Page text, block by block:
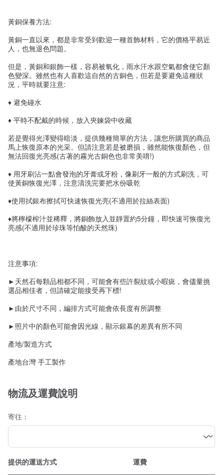
黃銅保養方法:
黃銅一直以來，都是非常受到歡迎一種首飾材料，它的價格平易近
人，也無退色問題。
但是，黃銅和銀飾一樣，容易被氧化，雨水汗水跟空氣都會使它顏
色變深。雖然也有人喜歡這自然的古銅色，但若是要避免這種狀
況，平時就要注意:
♦ 避免碰水
♦ 平時不配戴的時候，放入夾鍊袋中收藏
若是覺得光澤變得暗淡，提供幾種簡單的方法，讓您所購買的商品
馬上恢復原本的光采。但請注意若是被磨損，雖然能恢復顏色，但
無法回復光亮感(古著的霧光古銅色也非常美唷!)
♦ 用牙刷沾一點會發泡的牙膏或牙粉，像刷牙一般的方式刷洗，可
使黃銅恢復光澤，注意清洗完要把水份吸乾
♦使用拭銀布擦拭可快速恢復光亮(不適用於拉絲表面)
♦將檸檬榨汁並稀釋，將銅飾放入並靜置約5分鐘，即快速可恢復光
亮感(不適用於珍珠等怕酸的天然珠)
注意事項:
►天然石每顆品相都不同，可能會有些許裂紋或小暇疵，會儘量挑
選品相佳者，但請確定能接受再下標!
►由於尺寸不同，編排方式可能會依長度有所調整
►照片中的顏色可能會因光線，顯示銀幕的差異有所不同
產地/製造方式
產地台灣 手工製作
物流及運費說明
寄往：
提供的運送方式 運費